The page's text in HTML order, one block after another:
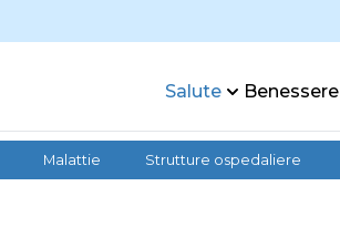
Salute Benessere
Malattie Strutture ospedaliere